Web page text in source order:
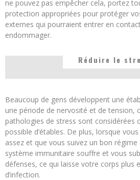
ne pouvez pas empêcher cela, portez
protection appropriées pour protéger
externes qui pourraient entrer en
endommager.
Réduire le
Beaucoup de gens développent une
une période de nervosité et de tension,
pathologies de stress sont considérées
possible d’étables. De plus, lorsque
assez et que vous suivez un bon
système immunitaire souffre et vous
défenses, ce qui laisse votre corps plus
d’infection.